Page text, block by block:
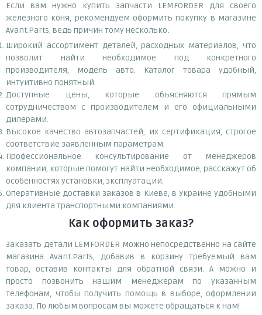
Если вам нужно купить запчасти LEMFORDER для своего
железного коня, рекомендуем оформить покупку в магазине
Avant.Parts, ведь причин тому несколько:
Широкий ассортимент деталей, расходных материалов, что
позволит найти необходимое под конкретного
производителя, модель авто. Каталог товара удобный,
интуитивно понятный.
Доступные цены, которые объясняются прямым
сотрудничеством с производителем и его официальными
дилерами.
Высокое качество автозапчастей, их сертификация, строгое
соответствие заявленным параметрам.
Профессиональное консультирование от менеджеров
компании, которые помогут найти необходимое, расскажут об
особенностях установки, эксплуатации.
Оперативные доставки заказов в Киеве, в Украине удобными
для клиента транспортными компаниями.
Как оформить заказ?
Заказать детали LEMFORDER можно непосредственно на сайте
магазина Avant.Parts, добавив в корзину требуемый вам
товар, оставив контакты для обратной связи. А можно и
просто позвонить нашим менеджерам по указанным
телефонам, чтобы получить помощь в выборе, оформлении
заказа. По любым вопросам вы можете обращаться к нам!